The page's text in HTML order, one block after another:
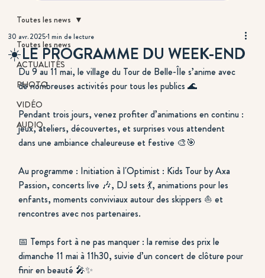
Toutes les news
ACTUALITÉS
PHOTO
VIDÉO
AUDIO
Toutes les news
☀️​LE PROGRAMME DU WEEK-END
30 avr. 20251 min de lecture
Du 9 au 11 mai, le village du Tour de Belle-Île s’anime avec
de nombreuses activités pour tous les publics 🌊
Pendant trois jours, venez profiter d’animations en continu :
jeux, ateliers, découvertes, et surprises vous attendent
dans une ambiance chaleureuse et festive 🎨🎯
Au programme : Initiation à l'Optimist : Kids Tour by Axa
Passion, concerts live 🎶, DJ sets 💃, animations pour les
enfants, moments conviviaux autour des skippers ⛵ et
rencontres avec nos partenaires.
📅 Temps fort à ne pas manquer : la remise des prix le
dimanche 11 mai à 11h30, suivie d’un concert de clôture pour
finir en beauté 🎤✨